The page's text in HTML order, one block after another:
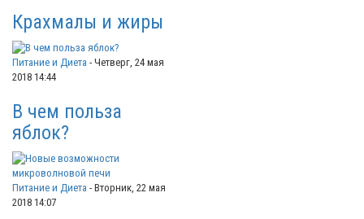
Крахмалы и жиры
Питание и Диета - Четверг, 24 мая
2018 14:44
В чем польза
яблок?
Питание и Диета - Вторник, 22 мая
2018 14:07